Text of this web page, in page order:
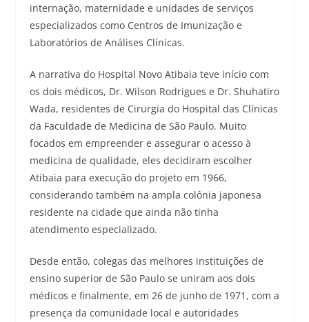
internação, maternidade e unidades de serviços
especializados como Centros de Imunização e
Laboratórios de Análises Clínicas.
A narrativa do Hospital Novo Atibaia teve início com
os dois médicos, Dr. Wilson Rodrigues e Dr. Shuhatiro
Wada, residentes de Cirurgia do Hospital das Clínicas
da Faculdade de Medicina de São Paulo. Muito
focados em empreender e assegurar o acesso à
medicina de qualidade, eles decidiram escolher
Atibaia para execução do projeto em 1966,
considerando também na ampla colônia japonesa
residente na cidade que ainda não tinha
atendimento especializado.
Desde então, colegas das melhores instituições de
ensino superior de São Paulo se uniram aos dois
médicos e finalmente, em 26 de junho de 1971, com a
presença da comunidade local e autoridades